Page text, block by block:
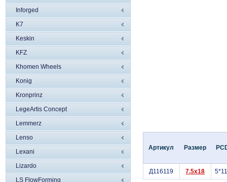
Inforged
K7
Keskin
KFZ
Khomen Wheels
Konig
Kronprinz
LegeArtis Concept
Lemmerz
Lenso
Lexani
Lizardo
LS FlowForming
Артикул Размер
Д116119 7.5x18